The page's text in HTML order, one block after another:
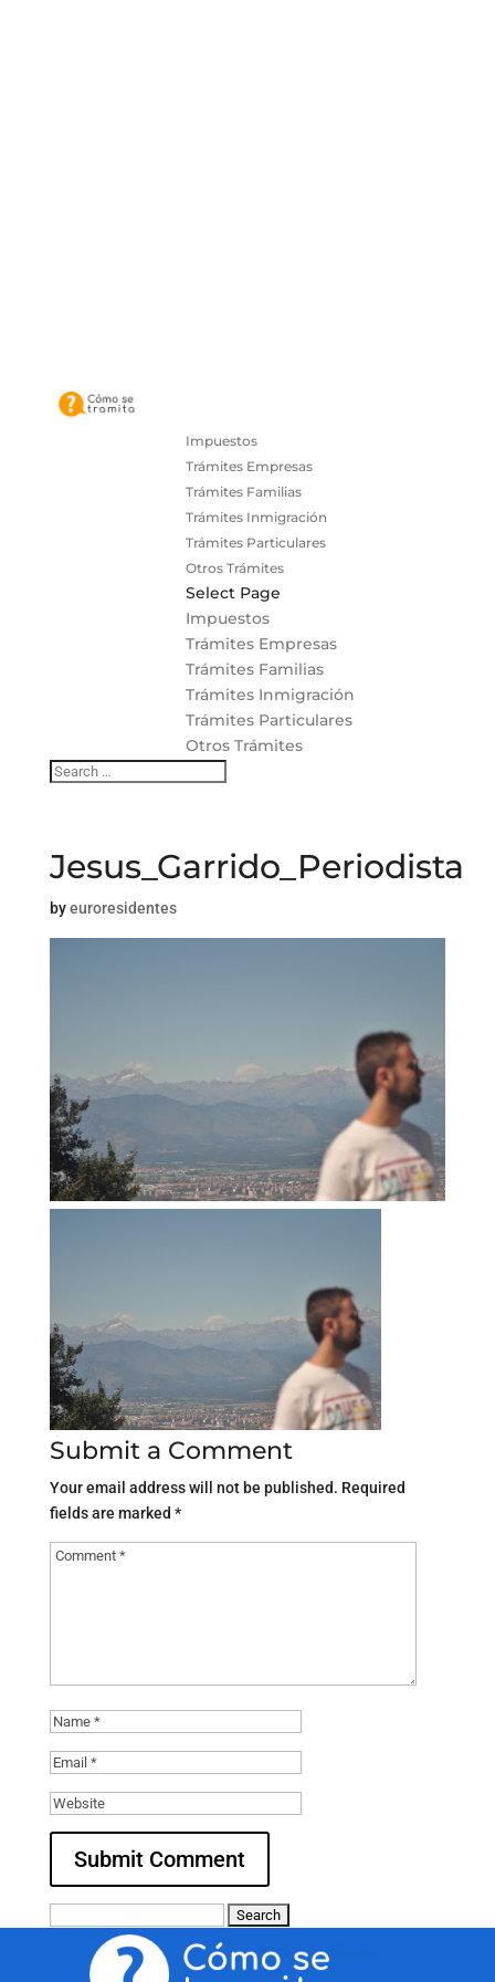
Impuestos
Trámites Empresas
Trámites Familias
Trámites Inmigración
Trámites Particulares
Otros Trámites
Select Page
Impuestos
Trámites Empresas
Trámites Familias
Trámites Inmigración
Trámites Particulares
Otros Trámites
Jesus_Garrido_Periodista
byeuroresidentes
Submit a Comment
Your email address will not be published. Required
fields are marked *